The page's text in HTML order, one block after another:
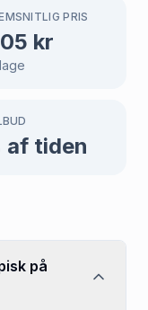
PRIS
kr
af tiden
på